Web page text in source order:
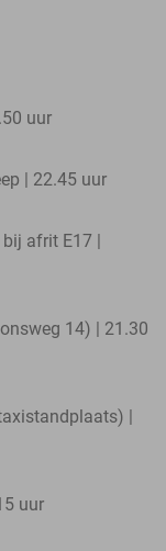
uur
| 22.45 uur
afrit E17 |
14) | 21.30
|
uur